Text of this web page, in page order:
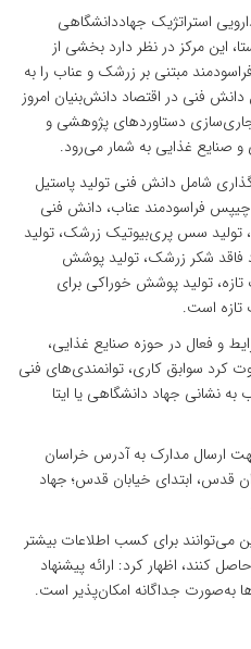
استراتژیک جهاددانشگاهی
این مرکز در نظر دارد بخشی از
مبتنی بر زرشک و عناب را به
فنی در اقتصاد دانش‌بنیان امروز
دستاوردهای پژوهشی و
صنایع غذایی به شمار می‌رود.
شامل دانش فنی تولید پاستیل
فراسودمند عناب، دانش فنی
تولید سس پری‌بیوتیک زرشک، تولید
فاقد شکر زرشک، تولید پوشش
تولید پوشش خوراکی برای
تازه است.
و فعال در حوزه صنایع غذایی،
کرد سوابق کاری، توانمندی‌های فنی
نشانی جهاد دانشگاهی یا ایتا
ارسال مدارک به آدرس خراسان
قدس، ابتدای خیابان قدس؛ جهاد
می‌توانند برای کسب اطلاعات بیشتر
(056) تماس حاصل کنند، اظهار کرد: ارائه پیشنهاد
به‌صورت جداگانه امکان‌پذیر است.